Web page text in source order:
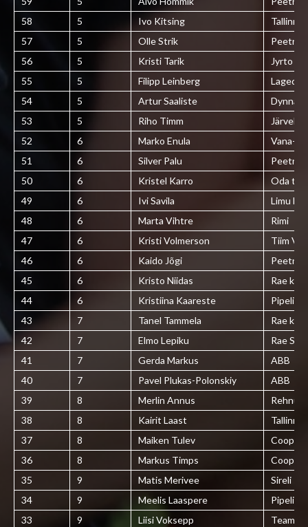
58
5 Ivo Kitsing
Tallinna
57
5 Olle Strik
Peetri
56
5 Kristi Tarik
Jyrto
55
5 Filipp Leinberg
Lagedi
54
5 Artur Saaliste
53
5 Riho Timm
52
6 Marko Enula
Vana-
51
6 Silver Palu
Peetri
50
6 Kristel Karro
Oda
49
6 Ivi Savila
Limu
48
6 Marta Vihtre
Rimi
47
6 Kristi Volmerson
Tiim
46
6 Kaido Jõgi
Peetri
45
6 Kristo Niidas
Rae küla
44
6 Kristiina Kaareste
Pipelife
43
7 Tanel Tammela
Rae küla
42
7 Elmo Lepiku
Rae
41
7 Gerda Markus
ABB
40
7 Pavel Plukas-Polonskiy
ABB
39
8 Merlin Annus
Rehnut
38
8 Kairit Laast
Tallinna
37
8 Maiken Tulev
Coop
36
8 Markus Timps
Coop
35
9 Matis Merivee
Sireli
34
9 Meelis Laaspere
Pipelife
33
9 Liisi Voksepp
Team